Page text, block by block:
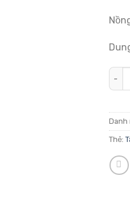
Danh
Thẻ: